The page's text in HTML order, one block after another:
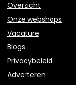
Overzicht
Onze webshops
Vacature
Blogs
Privacybeleid
Adverteren